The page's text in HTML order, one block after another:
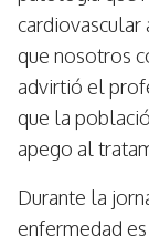
cardiovascular
que nosotros
advirtió el
que la
apego al
Durante la
enfermedad